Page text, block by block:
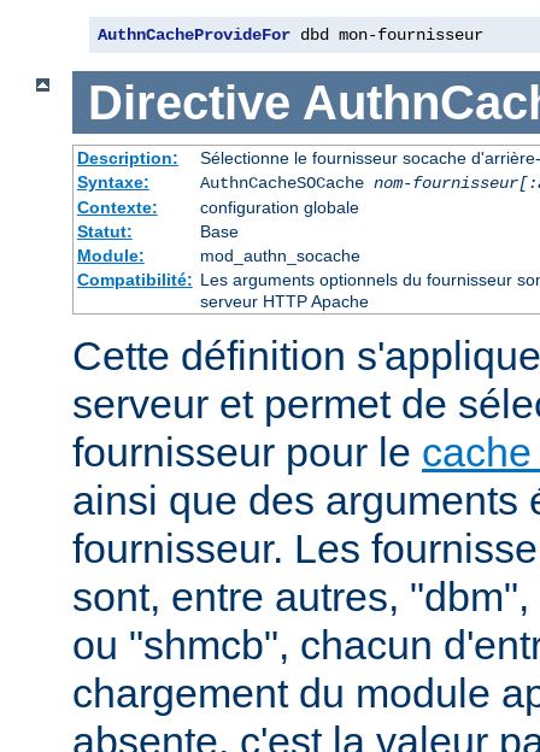
AuthnCacheProvideFor dbd mon-fournisseur
Directive
Description:
Sélectionne le fournisseur socache
Syntaxe:
AuthnCacheSOCache nom-
Contexte:
configuration globale
Statut:
Base
Module:
mod_authn_socache
Compatibilité: Les arguments optionnels du fournisseur
serveur HTTP Apache
Cette définition
serveur et permet de
fournisseur pour le
ainsi que des arguments
fournisseur. Les
sont, entre autres,
ou "shmcb", chacun
chargement du module
absente, c'est la valeur